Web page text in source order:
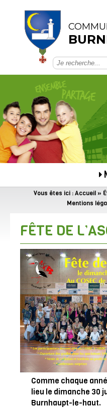
Vous êtes ici :Accueil »
Mentions
FÊTE DE
Comme chaque
lieu le dimanche 30
Burnhaupt-le-haut.